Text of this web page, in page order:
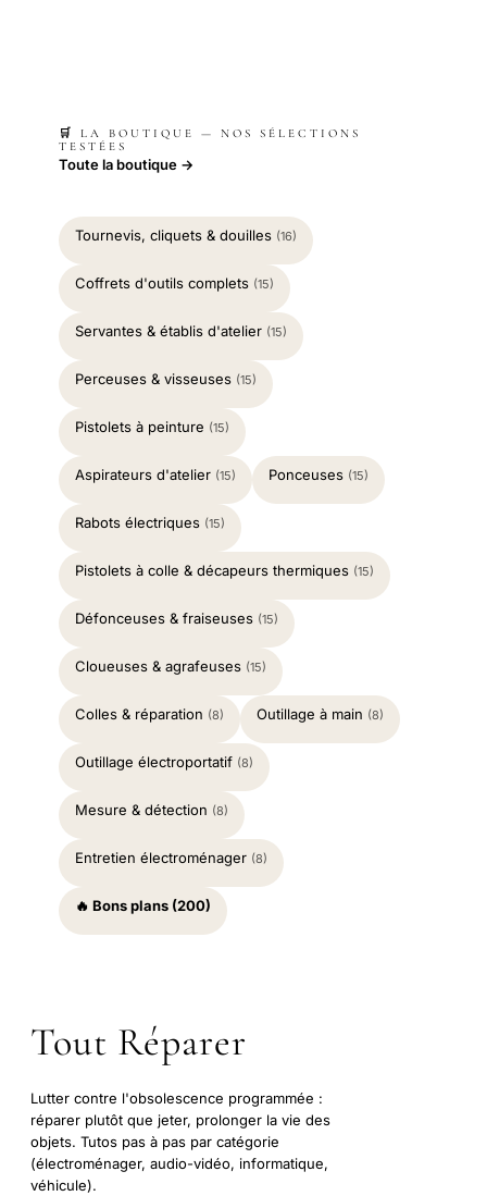
🛒 LA BOUTIQUE — NOS SÉLECTIONS
TESTÉES
Toute la boutique →
Tournevis, cliquets & douilles (16)
Coffrets d'outils complets (15)
Servantes & établis d'atelier (15)
Perceuses & visseuses (15)
Pistolets à peinture (15)
Aspirateurs d'atelier (15) Ponceuses (15)
Rabots électriques (15)
Pistolets à colle & décapeurs thermiques (15)
Défonceuses & fraiseuses (15)
Cloueuses & agrafeuses (15)
Colles & réparation (8) Outillage à main (8)
Outillage électroportatif (8)
Mesure & détection (8)
Entretien électroménager (8)
🔥 Bons plans (200)
Tout Réparer
Lutter contre l'obsolescence programmée :
réparer plutôt que jeter, prolonger la vie des
objets. Tutos pas à pas par catégorie
(électroménager, audio-vidéo, informatique,
véhicule).